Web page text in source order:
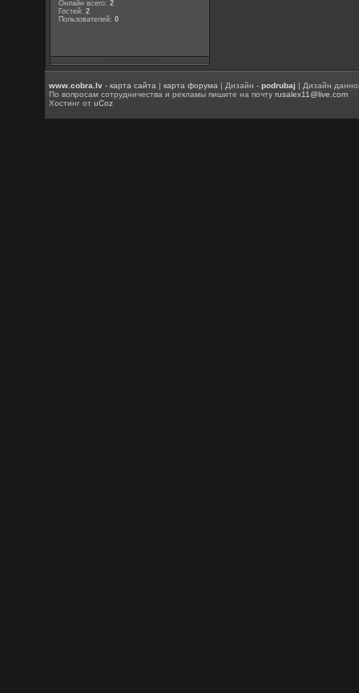
Онлайн всего:2
Гостей:2
Пользователей:0
www.cobra.lv -карта сайта |карта форума | Дизайн -podrubaj | Дизайн
По вопросам сотрудничества и рекламы пишите на почтуrusalex11@live.com
Хостинг отuCoz